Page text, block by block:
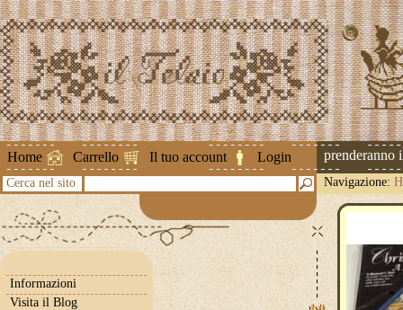
Home Carrello Il tuo account Login
Attenzione ! Le spedizioni riprenderanno il 2
Cerca nel sito Navigazione:
Informazioni
Visita il Blog